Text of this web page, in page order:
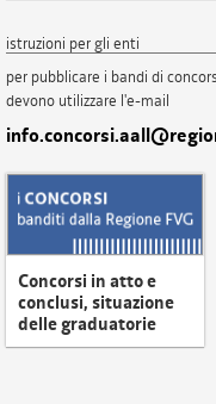
istruzioni per gli enti
per pubblicare i bandi di
devono utilizzare l'e-mail
Concorsi in atto e
conclusi, situazione
delle graduatorie